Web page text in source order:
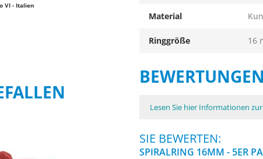
VI - Italien
Material
Ringgröße 16
BEWERTUNGEN
Lesen Sie hier Informationen
SIE BEWERTEN:
SPIRALRING 16MM - 5ER